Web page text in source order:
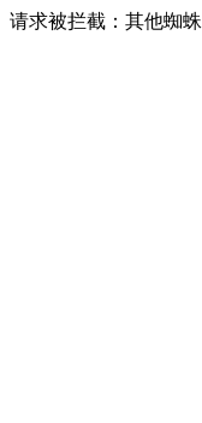
请求被拦截：其他蜘蛛